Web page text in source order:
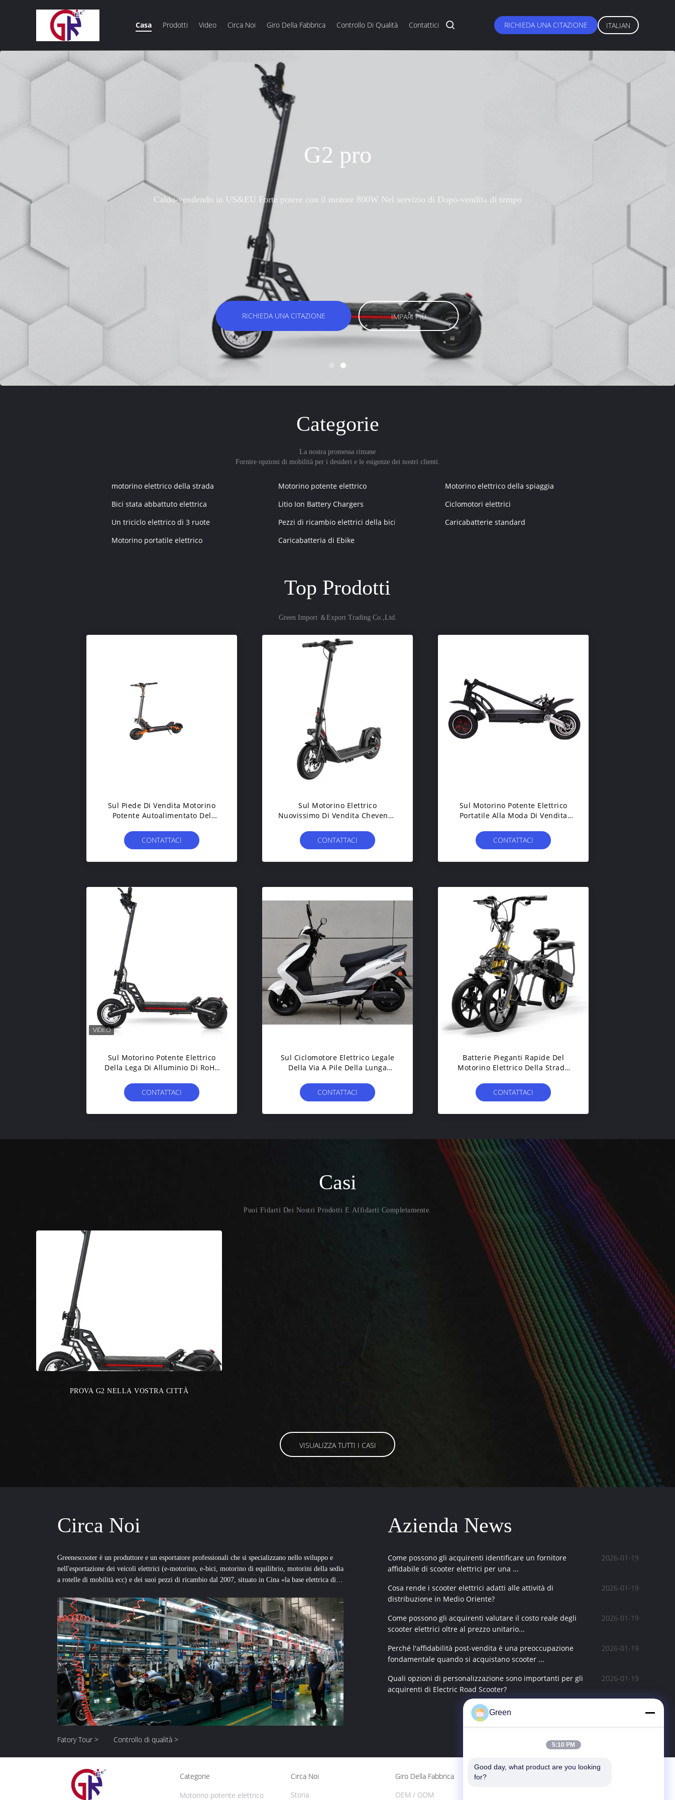
Casa Prodotti Video Circa Noi Giro Della Fabbrica Controllo Di Qualità Contattici RICHIEDA UNA CITAZIONE ITALIAN
JY
Motorino potente Spec. come desiderate
RICHIEDA UNA CITAZIONE IMPARI PIÙ
Categorie
La nostra promessa rimane
Fornire opzioni di mobilità per i desideri e le esigenze dei nostri clienti.
motorino elettrico della strada Motorino potente elettrico
Motorino elettrico della spiaggia
Bici stata abbattuto elettrica
Litio Ion Battery Chargers
Ciclomotori elettrici
Un triciclo elettrico di 3 ruote
Pezzi di ricambio elettrici della bici
Caricabatterie standard
Motorino portatile elettrico
Caricabatteria di Ebike
Top Prodotti
Green Import ＆Export Trading Co.,Ltd.
Sul Piede Di Vendita Motorino
Potente Autoalimentato Del
Di 100km
CONTATTACI
Sul Motorino Elettrico
Nuovissimo Di Vendita Chevende
Velocità E Guadare Protable
CONTATTACI
Sul Motorino Potente Elettrico
Portatile Alla Moda Di Vendita
Accumulatore Dell'OEM
CONTATTACI
Sul Motorino Potente Elettrico
Della Lega Di Alluminio Di RoHS
Di 50km
CONTATTACI
Sul Ciclomotore Elettrico Legale
Della Via A Pile Della Lunga
50km/H
CONTATTACI
Batterie Pieganti Rapide Del
Motorino Elettrico Della Strada
CONTATTACI
Casi
Puoi Fidarti Dei Nostri Prodotti E Affidarti Completamente.
PROVA G2 NELLA VOSTRA CITTÀ
VISUALIZZA TUTTI I CASI
Circa Noi
Greenescooter è un produttore e un esportatore professionali che si specializzano nello sviluppo e
nell'esportazione dei veicoli elettrici (e-motorino, e-bici, motorino di equilibrio, motorini della sedia
a rotelle di mobilità ecc) e dei suoi pezzi di ricambio dal 2007, situato in Cina «la base elettrica di
Fatory Tour > Controllo di qualità >
Azienda News
Come possono gli acquirenti identificare un fornitore
affidabile di scooter elettrici per una ...
2026-01-19
Cosa rende i scooter elettrici adatti alle attività di
distribuzione in Medio Oriente?
2026-01-19
Come possono gli acquirenti valutare il costo reale degli
scooter elettrici oltre al prezzo unitario...
2026-01-19
Perché l'affidabilità post-vendita è una preoccupazione
fondamentale quando si acquistano scooter ...
2026-01-19
Quali opzioni di personalizzazione sono importanti per gli
acquirenti di Electric Road Scooter?
2026-01-19
Categorie
Motorino potente elettrico
Circa Noi
Storia
Giro Della Fabbrica
OEM / ODM
Green
5:10 PM
Good day, what product are you looking
for?